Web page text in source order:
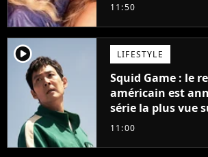
11:50
player2 LIFESTYLE
Squid Game : le
américain est
série la plus vue
pourrait avoir une
11:00